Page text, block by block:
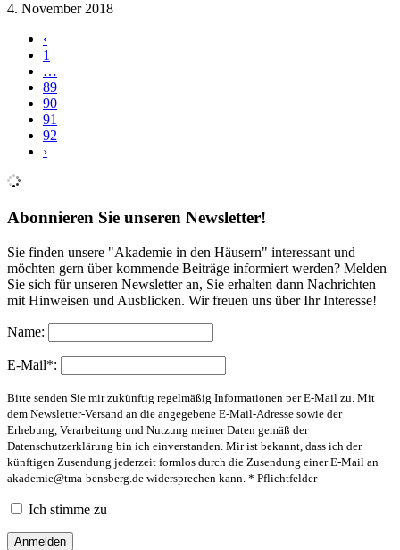
4. November 2018
‹
1
…
89
90
91
92
›
Abonnieren Sie unseren Newsletter!
Sie finden unsere "Akademie in den Häusern" interessant und
möchten gern über kommende Beiträge informiert werden? Melden
Sie sich für unseren Newsletter an, Sie erhalten dann Nachrichten
mit Hinweisen und Ausblicken. Wir freuen uns über Ihr Interesse!
Name:
E-Mail*:
Bitte senden Sie mir zukünftig regelmäßig Informationen per E-Mail zu. Mit
dem Newsletter-Versand an die angegebene E-Mail-Adresse sowie der
Erhebung, Verarbeitung und Nutzung meiner Daten gemäß der
Datenschutzerklärung bin ich einverstanden. Mir ist bekannt, dass ich der
künftigen Zusendung jederzeit formlos durch die Zusendung einer E-Mail an
akademie@tma-bensberg.de widersprechen kann. * Pflichtfelder
Ich stimme zu